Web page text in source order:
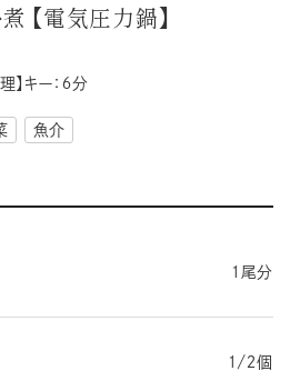
【電気圧力鍋】
】キー：６分
魚介
１尾分
１/２個